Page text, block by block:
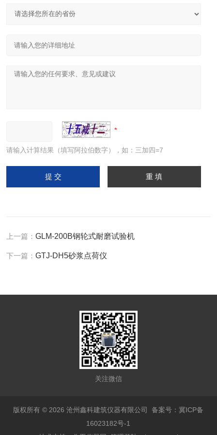
请输入计算结果（填写阿拉伯数字），如：三加四=7
上一篇：GLM-200B钢轮式耐磨试验机
下一篇：GTJ-DH5砂浆点荷仪
关注微信
版权所有 © 2026 沧州鑫科建筑仪器有限公司备案号：冀ICP备
16023182号-1